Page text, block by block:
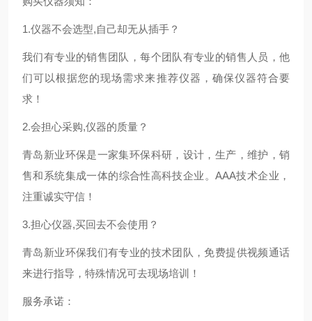
1.仪器不会选型,自己却无从插手？
我们有专业的销售团队，每个团队有专业的销售人员，他
们可以根据您的现场需求来推荐仪器，确保仪器符合要
求！
2.会担心采购,仪器的质量？
青岛新业环保是一家集环保科研，设计，生产，维护，销
售和系统集成一体的综合性高科技企业。AAA技术企业，
注重诚实守信！
3.担心仪器,买回去不会使用？
青岛新业环保我们有专业的技术团队，免费提供视频通话
来进行指导，特殊情况可去现场培训！
服务承诺：